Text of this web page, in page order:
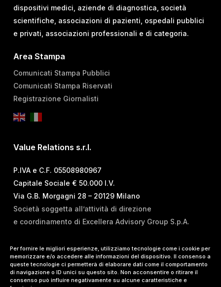
Per fornire le migliori esperienze, utilizziamo tecnologie come i cookie per
memorizzare e/o accedere alle informazioni del dispositivo. Il consenso a
queste tecnologie ci permetterà di elaborare dati come il comportamento
di navigazione o ID unici su questo sito. Non acconsentire o ritirare il
consenso può influire negativamente su alcune caratteristiche e
dispositivi medici, aziende di diagnostica, società
scientifiche, associazioni di pazienti, ospedali pubblici
e privati, associazioni professionali e di categoria.
Area Stampa
Comunicati Stampa Pubblici
Comunicati Stampa Riservati
Registrazione Giornalisti
Value Relations s.r.l.
P.IVA e C.F. 05508980967
Capitale Sociale € 50.000 I.V.
Via G.B. Morgagni 28 – 20129 Milano
Società soggetta all’attività di direzione
e coordinamento di Excellera Advisory Group S.p.A.
T. +39 02 84 99 02 01
E.info@vrelations.it
Termini d’uso|Privacy Policy|Cookie Policy|